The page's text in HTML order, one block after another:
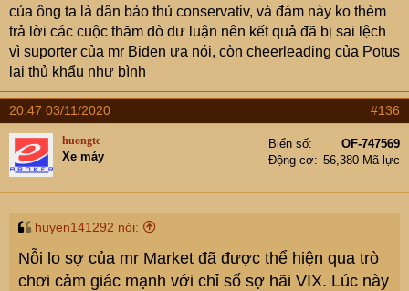
của ông ta là dân bảo thủ conservativ, và đám này ko thèm
trả lời các cuộc thăm dò dư luận nên kết quả đã bị sai lệch
vì suporter của mr Biden ưa nói, còn cheerleading của Potus
lại thủ khẩu như bình
20:47 03/11/2020 #136
huongtc
Xe máy
Biển số
OF-747569
Động cơ
56,380 Mã lực
huyen141292 nói:
Nỗi lo sợ của mr Market đã được thể hiện qua trò
chơi cảm giác mạnh với chỉ số sợ hãi VIX. Lúc này